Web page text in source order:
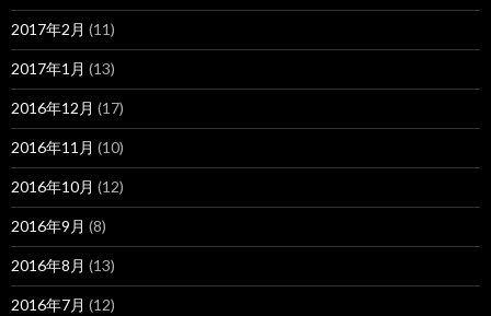
2017年2月 (11)
2017年1月 (13)
2016年12月 (17)
2016年11月 (10)
2016年10月 (12)
2016年9月 (8)
2016年8月 (13)
2016年7月 (12)